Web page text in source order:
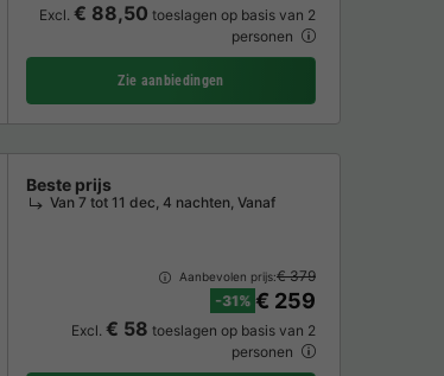
Excl. € 88,50 toeslagen op basis van 2
personen
Zie aanbiedingen
Beste prijs
Van 7 tot 11 dec, 4 nachten, Vanaf
Aanbevolen prijs:€ 379
-31% € 259
Excl. € 58 toeslagen op basis van 2
personen